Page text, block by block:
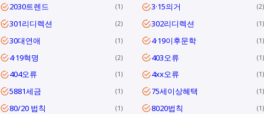
2030트렌드 1 3·15의거 2
301리디렉션 2 302리디렉션 1
30대연애 1 4·19이후문학 1
4·19혁명 2 403오류 1
404오류 1 4xx오류 1
5881세금 1 75세이상혜택 1
80/20 법칙 1 8020법칙 1